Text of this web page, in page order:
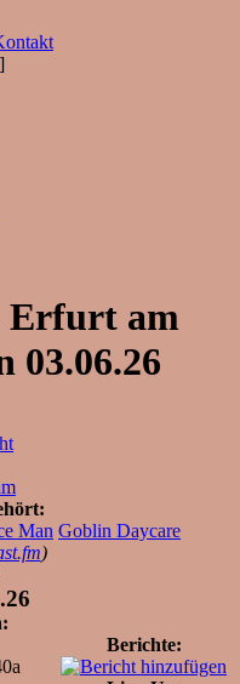
]
Erfurt am
03.06.26
Man Goblin Daycare
)
Berichte: